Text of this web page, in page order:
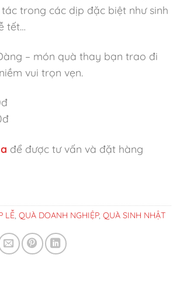
trong các dịp đặc biệt như sinh
tết…
– món quà thay bạn trao đi
vui trọn vẹn.
để được tư vấn và đặt hàng
LỄ, QUÀ DOANH NGHIỆP, QUÀ SINH NHẬT